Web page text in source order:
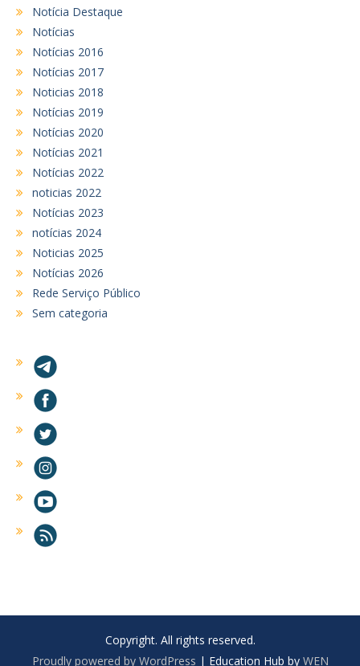
Notícia Destaque
Notícias
Notícias 2016
Notícias 2017
Noticias 2018
Notícias 2019
Notícias 2020
Notícias 2021
Notícias 2022
noticias 2022
Notícias 2023
notícias 2024
Noticias 2025
Notícias 2026
Rede Serviço Público
Sem categoria
Copyright. All rights reserved.
Proudly powered by WordPress | Education Hub by WEN